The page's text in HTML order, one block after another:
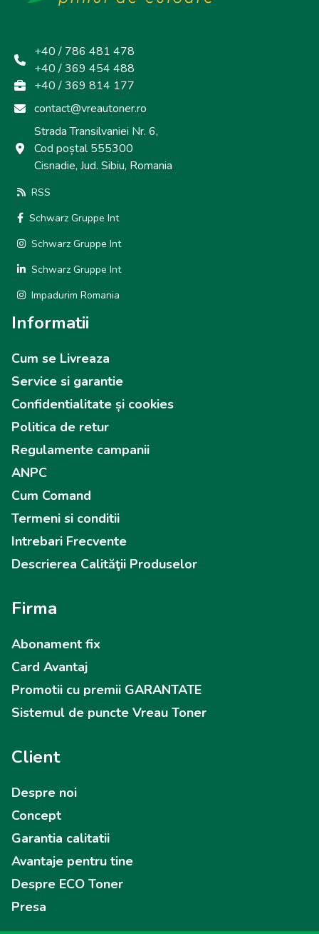
+40 / 786 481 478
+40 / 369 454 488
+40 / 369 814 177
contact@vreautoner.ro
Strada Transilvaniei Nr. 6,
Cod poștal 555300
Cisnadie, Jud. Sibiu, Romania
RSS
Schwarz Gruppe Int
Schwarz Gruppe Int
Schwarz Gruppe Int
Impadurim Romania
Informatii
Cum se Livreaza
Service si garantie
Confidentialitate și cookies
Politica de retur
Regulamente campanii
ANPC
Cum Comand
Termeni si conditii
Intrebari Frecvente
Descrierea Calităţii Produselor
Firma
Abonament fix
Card Avantaj
Promotii cu premii GARANTATE
Sistemul de puncte Vreau Toner
Client
Despre noi
Concept
Garantia calitatii
Avantaje pentru tine
Despre ECO Toner
Presa